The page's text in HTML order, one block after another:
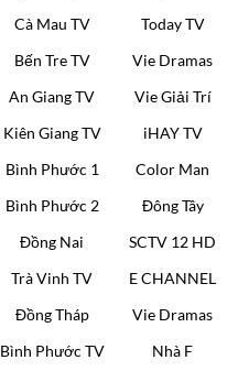
Cà Mau TV
Today TV
Bến Tre TV
Vie Dramas
An Giang TV
Vie Giải Trí
Kiên Giang TV
iHAY TV
Bình Phước 1
Color Man
Bình Phước 2
Đông Tây
Đồng Nai
SCTV 12 HD
Trà Vinh TV
E CHANNEL
Đồng Tháp
Vie Dramas
Bình Phước TV
Nhà F